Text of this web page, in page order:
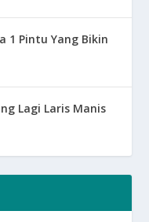
1 Pintu Yang Bikin
Lagi Laris Manis